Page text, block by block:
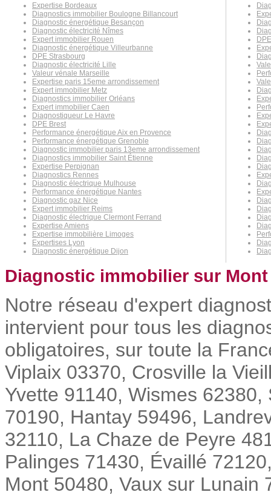
Expertise Bordeaux
Diagnostics immobilier Boulogne Billancourt
Diagnostic énergétique Besançon
Diagnostic électricité Nîmes
Expert immobilier Rouen
Diagnostic énergétique Villeurbanne
DPE Strasbourg
Diagnostic électricité Lille
Valeur vénale Marseille
Expertise paris 15eme arrondissement
Expert immobilier Metz
Diagnostics immobilier Orléans
Expert immobilier Caen
Diagnostiqueur Le Havre
DPE Brest
Performance énergétique Aix en Provence
Performance énergétique Grenoble
Diagnostic immobilier paris 13eme arrondissement
Diagnostics immobilier Saint Étienne
Expertise Perpignan
Diagnostics Rennes
Diagnostic électrique Mulhouse
Performance énergétique Nantes
Diagnostic gaz Nice
Expert immobilier Reims
Diagnostic électrique Clermont Ferrand
Expertise Amiens
Expertise immobilière Limoges
Expertises Lyon
Diagnostic énergétique Dijon
Diagnostic immobilier sur Mont
Notre réseau d'expert
intervient pour tous les
obligatoires, sur toute la
Viplaix 03370, Crosville la
Yvette 91140, Wismes
70190, Hantay 59496,
32110, La Chaze de Peyre
Palinges 71430, Évaillé
Mont 50480, Vaux sur Lunain